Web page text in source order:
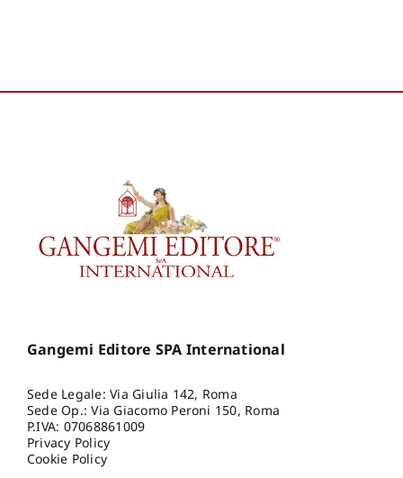
Gangemi Editore SPA International
Sede Legale: Via Giulia 142, Roma
Sede Op.: Via Giacomo Peroni 150, Roma
P.IVA: 07068861009
Privacy Policy
Cookie Policy